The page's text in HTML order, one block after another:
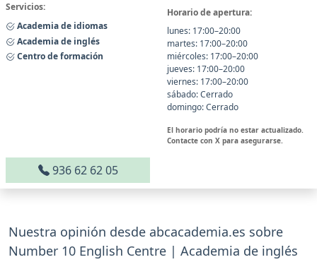
Servicios:
Academia de idiomas
Academia de inglés
Centro de formación
Horario de apertura:
lunes: 17:00–20:00
martes: 17:00–20:00
miércoles: 17:00–20:00
jueves: 17:00–20:00
viernes: 17:00–20:00
sábado: Cerrado
domingo: Cerrado
El horario podría no estar actualizado.
Contacte con X para asegurarse.
936 62 62 05
Nuestra opinión desde abcacademia.es sobre
Number 10 English Centre | Academia de inglés